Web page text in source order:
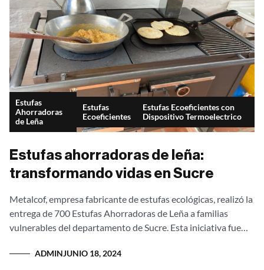
Estufas
Ahorradoras
de Leña
Estufas
Ecoeficientes
Estufas Ecoeficientes con
Dispositivo Termoelectrico
Estufas ahorradoras de leña:
transformando vidas en Sucre
Metalcof, empresa fabricante de estufas ecológicas, realizó la
entrega de 700 Estufas Ahorradoras de Leña a familias
vulnerables del departamento de Sucre. Esta iniciativa fue
ADMINJUNIO 18, 2024